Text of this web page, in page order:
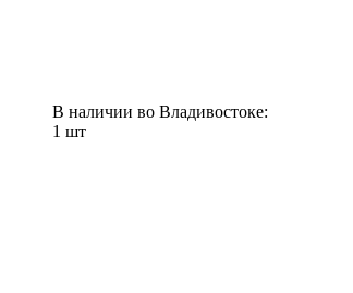
В наличии во Владивостоке:
1 шт